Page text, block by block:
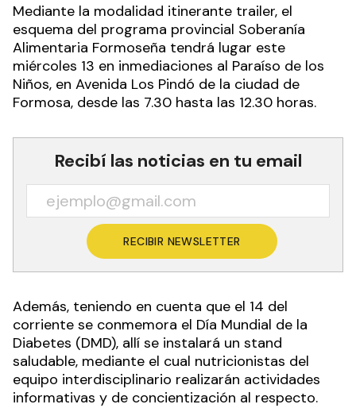
Mediante la modalidad itinerante trailer, el
esquema del programa provincial Soberanía
Alimentaria Formoseña tendrá lugar este
miércoles 13 en inmediaciones al Paraíso de los
Niños, en Avenida Los Pindó de la ciudad de
Formosa, desde las 7.30 hasta las 12.30 horas.
Recibí las noticias en tu email
RECIBIR NEWSLETTER
Además, teniendo en cuenta que el 14 del
corriente se conmemora el Día Mundial de la
Diabetes (DMD), allí se instalará un stand
saludable, mediante el cual nutricionistas del
equipo interdisciplinario realizarán actividades
informativas y de concientización al respecto.